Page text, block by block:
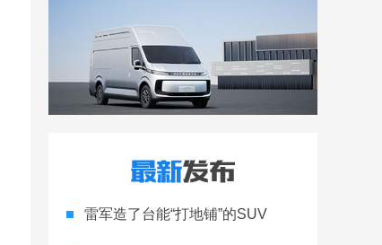
雷军造了台能“打地铺”的SUV